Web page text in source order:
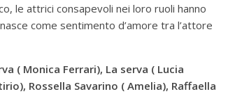
le attrici consapevoli nei loro ruoli hanno
come sentimento d’amore tra l’attore
( Monica Ferrari), La serva ( Lucia
Rossella Savarino ( Amelia), Raffaella